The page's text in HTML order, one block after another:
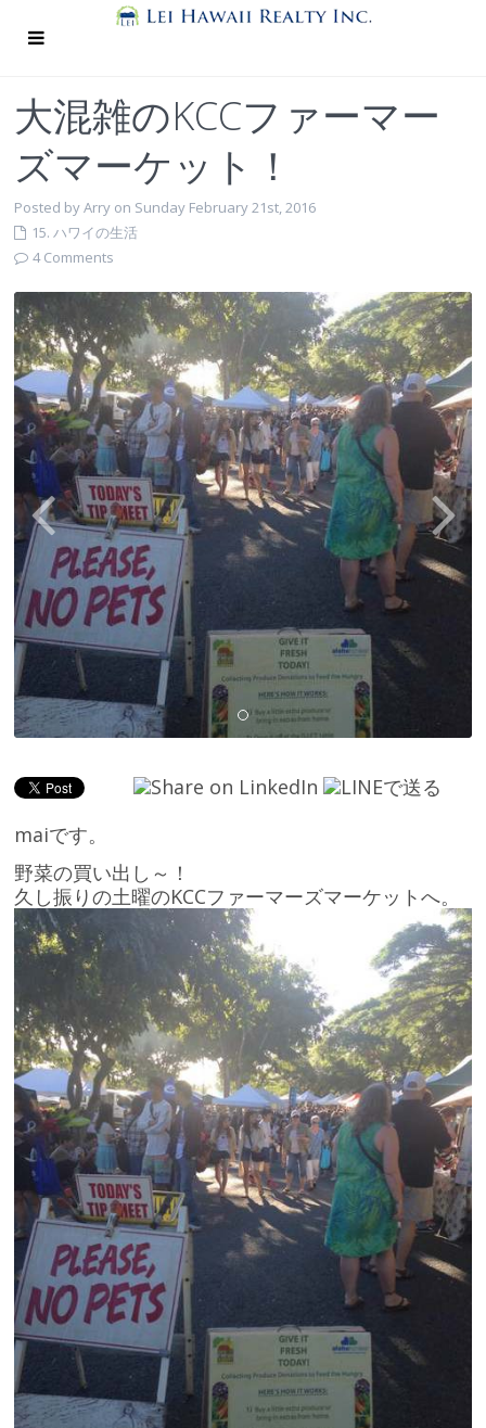
大混雑のKCCファーマー
ズマーケット！
Posted by Arry on Sunday February 21st, 2016
15. ハワイの生活
4 Comments
maiです。
野菜の買い出し～！
久し振りの土曜のKCCファーマーズマーケットへ。